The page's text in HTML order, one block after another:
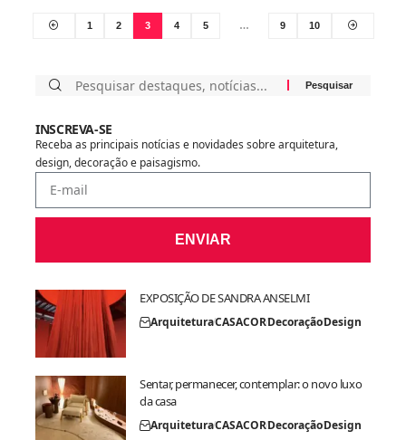
1 2 3 4 5 … 9 10
INSCREVA-SE
Receba as principais notícias e novidades sobre arquitetura,
design, decoração e paisagismo.
ENVIAR
EXPOSIÇÃO DE SANDRA ANSELMI
ArquiteturaCASACORDecoraçãoDesign
Sentar, permanecer, contemplar: o novo luxo
da casa
ArquiteturaCASACORDecoraçãoDesign